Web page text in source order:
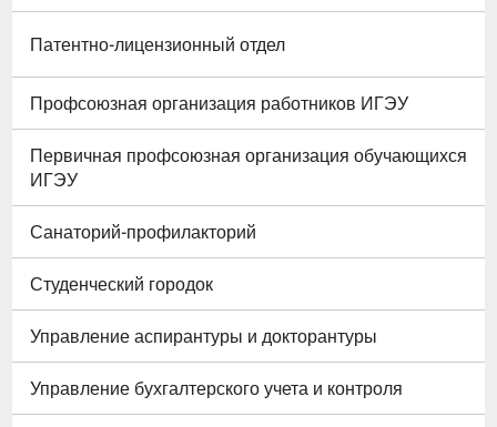
Патентно-лицензионный отдел
Профсоюзная организация работников ИГЭУ
Первичная профсоюзная организация обучающихся
ИГЭУ
Санаторий-профилакторий
Студенческий городок
Управление аспирантуры и докторантуры
Управление бухгалтерского учета и контроля